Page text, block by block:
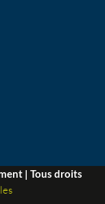
| Tous droits